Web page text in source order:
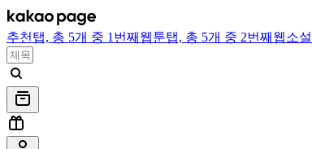
추천 탭, 총 5개 중 1번째 웹툰탭, 총 5개 중 2번째 웹소설